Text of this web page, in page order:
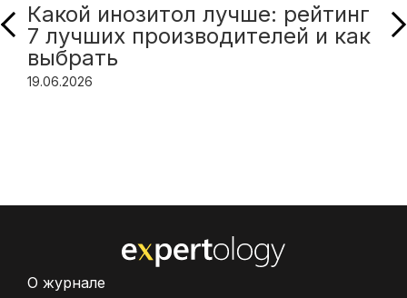
Какой инозитол лучше: рейтинг
7 лучших производителей и как
выбрать
19.06.2026
О журнале